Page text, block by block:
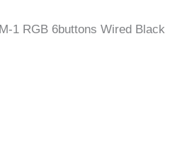
1 RGB 6buttons Wired Black